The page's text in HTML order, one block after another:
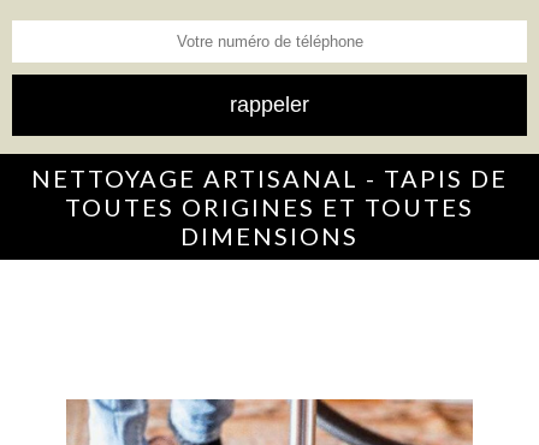
NETTOYAGE ARTISANAL - TAPIS DE
TOUTES ORIGINES ET TOUTES
DIMENSIONS